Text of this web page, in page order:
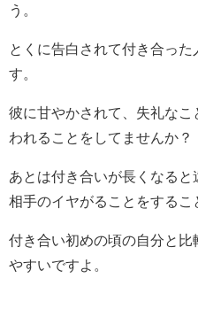
う。
とくに告白されて付き合っ
す。
彼に甘やかされて、失礼な
われることをしてませんか？
あとは付き合いが長くなる
相手のイヤがることをするこ
付き合い初めの頃の自分と
やすいですよ。